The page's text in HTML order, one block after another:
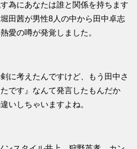
為にあなたは誰と関係を持ちます
田茜が男性8人の中から田中卓志
愛の噂が発覚しました。
に考えたんですけど、もう田中さ
です』なんて発言したもんだか
いしちゃいますよね。